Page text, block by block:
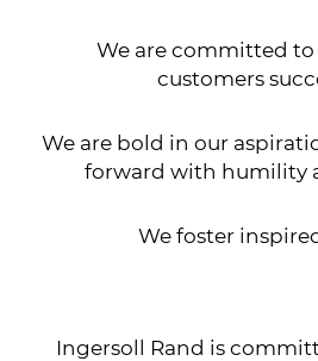
We are committed
customers
We are bold in our
forward with humility
We foster
Ingersoll Rand is